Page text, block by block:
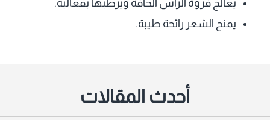
يعالج فروة الرأس الجافة ويرطبها بفعالية.
يمنح الشعر رائحة طيبة.
أحدث المقالات